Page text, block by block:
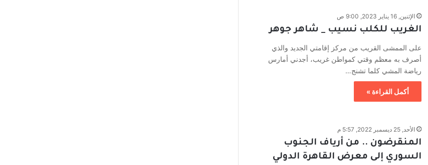
الإثنين, 16 يناير 2023, 9:00 ص
الغريب للكلب نسيب _ شاهر جوهر
على الممشى القريب من مركز إقامتي الجديد والذي
أصرف به معظم وقتي كمواطن غريب، أجدني أمارس
رياضة المشي كلما تشنج…
أكمل القراءة »
الأحد, 25 ديسمبر 2022, 5:57 م
المنقرضون .. من أرياف الجنوب
السوري إلى معرض القاهرة الدولي